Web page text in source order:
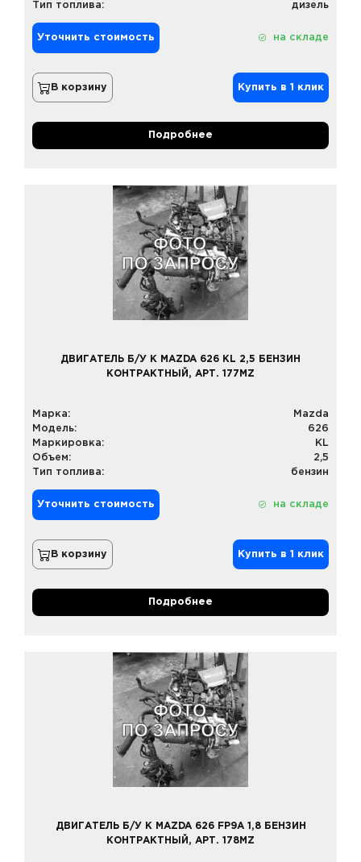
Тип топлива:
дизель
Уточнить стоимость на складе
В корзину Купить в 1 клик
Подробнее
ДВИГАТЕЛЬ Б/У К MAZDA 626 KL 2,5 БЕНЗИН
КОНТРАКТНЫЙ, АРТ. 177MZ
Марка:
Mazda
Модель:
626
Маркировка:
KL
Объем:
2,5
Тип топлива:
бензин
Уточнить стоимость на складе
В корзину Купить в 1 клик
Подробнее
ДВИГАТЕЛЬ Б/У К MAZDA 626 FP9A 1,8 БЕНЗИН
КОНТРАКТНЫЙ, АРТ. 178MZ